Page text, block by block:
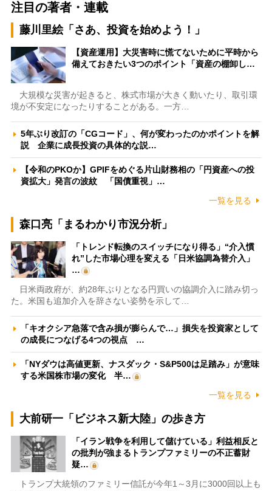
注目の著者・連載
藤川里絵「さあ、投資を始めよう！」
【資産運用】大災害時に慌てないために平時から
備えておきたい3つのポイント「資産の棚卸し…
大規模な災害が起きると、株式市場が大きく動いたり、取引環
境が不安定になったりすることがある。一方…
5年ぶり改訂の「CGコード」、何が変わったのかポイントを解
説 企業に成長投資の具体的な説…
【令和のPKOか】GPIFをめぐる片山財務相の「円資産への投
資拡大」発言の波紋 「国債重視」…
一覧を見る
森口亮「まるわかり市況分析」
「トレンド転換のスイッチになり得る」“介入慣
れ”した市場心理を変える「日米協調為替介入」
…
日米両政府が、約28年ぶりとなる円買いの協調介入に踏み切っ
た。米国も追加介入を辞さない姿勢を示して…
「キオクシア急落で含み損が膨らんで…」損失を投資家として
の成長につなげる4つの視点 …
「NYダウは高値更新、ナスダック・S&P500は足踏み」が意味
する米国株市場の変化 半…
一覧を見る
大前研一「ビジネス新大陸」の歩き方
「イラン戦争を利用して儲けている」利益相反と
の批判が強まるトランプファミリーの不正蓄財
疑…
トランプ大統領のファミリー信託が今年1～3月に3000回以上も